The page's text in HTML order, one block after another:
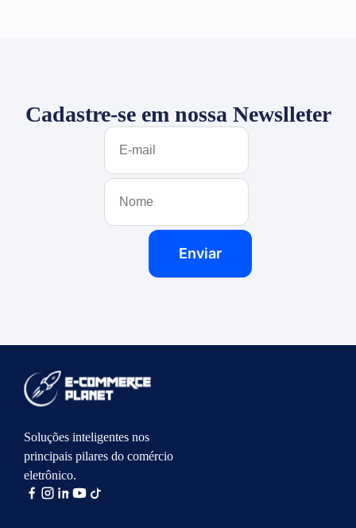
Cadastre-se em nossa Newslleter
Soluções inteligentes nos
principais pilares do comércio
eletrônico.